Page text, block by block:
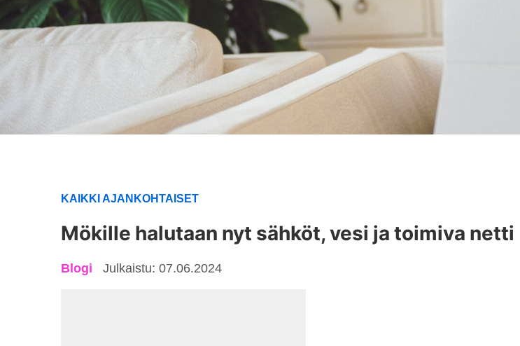
KAIKKI AJANKOHTAISET
Mökille halutaan nyt sähköt, vesi ja toimiva netti
Blogi Julkaistu: 07.06.2024